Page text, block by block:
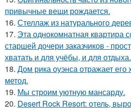
привычные вещи рождается.
16. Стеллаж из натурального
17. Эта однокомнатная квартира
старшей дочери заказчиков -
хватать и для учёбы, и для отдыха.
18. Дом рика оуэнса отражает его
метод.
19. Мы строим уютную мансарду.
20. Desert Rock Resort: отель,